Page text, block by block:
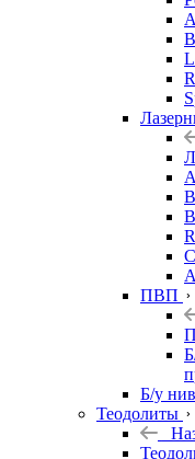
ПВП
Б/у
Теодолиты